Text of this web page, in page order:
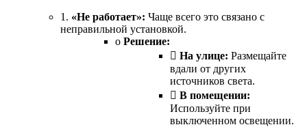
1. «Не работает»: Чаще всего это связано с
неправильной установкой.
o Решение:
 На улице: Размещайте
вдали от других
источников света.
 В помещении:
Используйте при
выключенном освещении.